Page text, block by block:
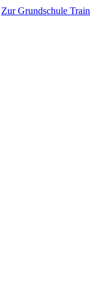
Zur Grundschule Train